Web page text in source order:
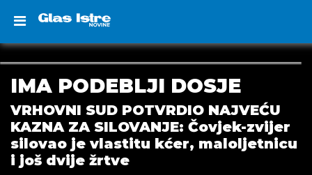
IMA PODEBLJI DOSJE
VRHOVNI SUD POTVRDIO NAJVEĆU
KAZNA ZA SILOVANJE: Čovjek-zvijer
silovao je vlastitu kćer, maloljetnicu
i još dvije žrtve